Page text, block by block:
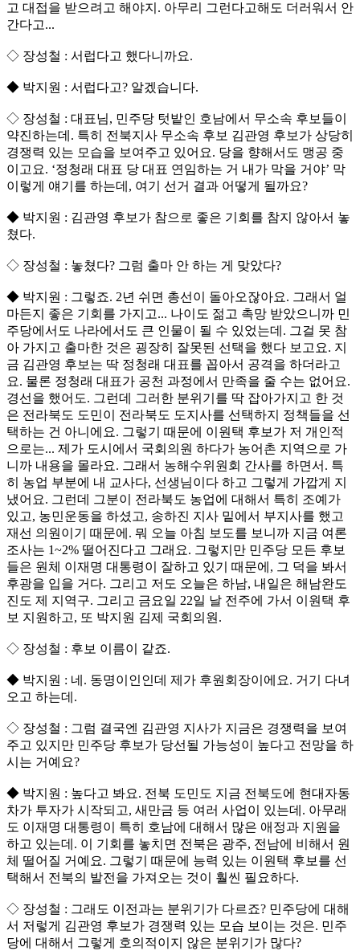
고 대접을 받으려고 해야지. 아무리 그런다고해도 더러워서 안
간다고...
◇ 장성철 : 서럽다고 했다니까요.
◆ 박지원 : 서럽다고? 알겠습니다.
◇ 장성철 : 대표님, 민주당 텃밭인 호남에서 무소속 후보들이
약진하는데. 특히 전북지사 무소속 후보 김관영 후보가 상당히
경쟁력 있는 모습을 보여주고 있어요. 당을 향해서도 맹공 중
이고요. ‘정청래 대표 당 대표 연임하는 거 내가 막을 거야’ 막
이렇게 얘기를 하는데, 여기 선거 결과 어떻게 될까요?
◆ 박지원 : 김관영 후보가 참으로 좋은 기회를 참지 않아서 놓
쳤다.
◇ 장성철 : 놓쳤다? 그럼 출마 안 하는 게 맞았다?
◆ 박지원 : 그렇죠. 2년 쉬면 총선이 돌아오잖아요. 그래서 얼
마든지 좋은 기회를 가지고... 나이도 젊고 촉망 받았으니까 민
주당에서도 나라에서도 큰 인물이 될 수 있었는데. 그걸 못 참
아 가지고 출마한 것은 굉장히 잘못된 선택을 했다 보고요. 지
금 김관영 후보는 딱 정청래 대표를 꼽아서 공격을 하더라고
요. 물론 정청래 대표가 공천 과정에서 만족을 줄 수는 없어요.
경선을 했어도. 그런데 그러한 분위기를 딱 잡아가지고 한 것
은 전라북도 도민이 전라북도 도지사를 선택하지 정책들을 선
택하는 건 아니에요. 그렇기 때문에 이원택 후보가 저 개인적
으로는... 제가 도시에서 국회의원 하다가 농어촌 지역으로 가
니까 내용을 몰라요. 그래서 농해수위원회 간사를 하면서. 특
히 농업 부분에 내 교사다, 선생님이다 하고 그렇게 가깝게 지
냈어요. 그런데 그분이 전라북도 농업에 대해서 특히 조예가
있고, 농민운동을 하셨고, 송하진 지사 밑에서 부지사를 했고
재선 의원이기 때문에. 뭐 오늘 아침 보도를 보니까 지금 여론
조사는 1~2% 떨어진다고 그래요. 그렇지만 민주당 모든 후보
들은 원체 이재명 대통령이 잘하고 있기 때문에, 그 덕을 봐서
후광을 입을 거다. 그리고 저도 오늘은 하남, 내일은 해남완도
진도 제 지역구. 그리고 금요일 22일 날 전주에 가서 이원택 후
보 지원하고, 또 박지원 김제 국회의원.
◇ 장성철 : 후보 이름이 같죠.
◆ 박지원 : 네. 동명이인인데 제가 후원회장이에요. 거기 다녀
오고 하는데.
◇ 장성철 : 그럼 결국엔 김관영 지사가 지금은 경쟁력을 보여
주고 있지만 민주당 후보가 당선될 가능성이 높다고 전망을 하
시는 거예요?
◆ 박지원 : 높다고 봐요. 전북 도민도 지금 전북도에 현대자동
차가 투자가 시작되고, 새만금 등 여러 사업이 있는데. 아무래
도 이재명 대통령이 특히 호남에 대해서 많은 애정과 지원을
하고 있는데. 이 기회를 놓치면 전북은 광주, 전남에 비해서 원
체 떨어질 거예요. 그렇기 때문에 능력 있는 이원택 후보를 선
택해서 전북의 발전을 가져오는 것이 훨씬 필요하다.
◇ 장성철 : 그래도 이전과는 분위기가 다르죠? 민주당에 대해
서 저렇게 김관영 후보가 경쟁력 있는 모습 보이는 것은. 민주
당에 대해서 그렇게 호의적이지 않은 분위기가 많다?